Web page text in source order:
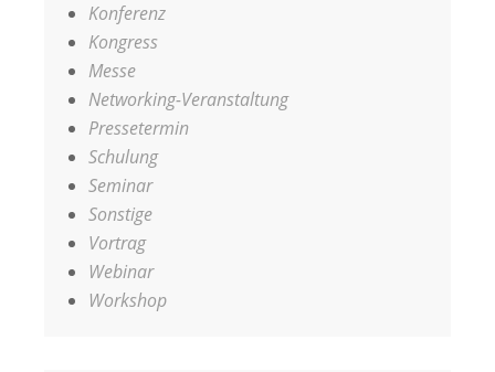
Konferenz
Kongress
Messe
Networking-Veranstaltung
Pressetermin
Schulung
Seminar
Sonstige
Vortrag
Webinar
Workshop